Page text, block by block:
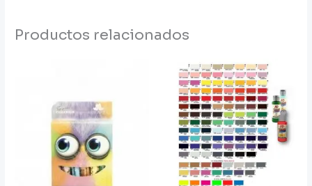
Productos relacionados